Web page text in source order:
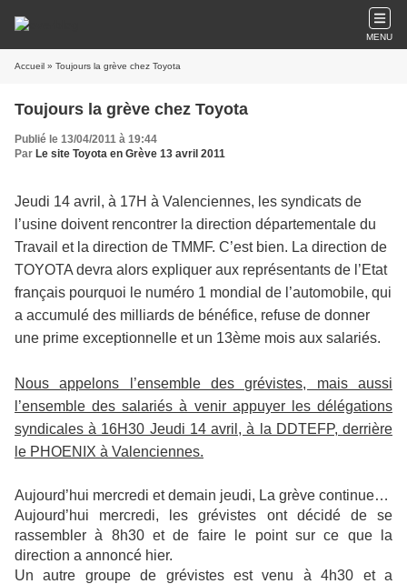
MENU
Accueil » Toujours la grève chez Toyota
Toujours la grève chez Toyota
Publié le 13/04/2011 à 19:44
Par Le site Toyota en Grève 13 avril 2011
Jeudi 14 avril, à 17H à Valenciennes, les syndicats de
l’usine doivent rencontrer la direction départementale du
Travail et la direction de TMMF. C’est bien. La direction de
TOYOTA devra alors expliquer aux représentants de l’Etat
français pourquoi le numéro 1 mondial de l’automobile, qui
a accumulé des milliards de bénéfice, refuse de donner
une prime exceptionnelle et un 13ème mois aux salariés.
Nous appelons l’ensemble des grévistes, mais aussi
l’ensemble des salariés à venir appuyer les délégations
syndicales à 16H30 Jeudi 14 avril, à la DDTEFP, derrière
le PHOENIX à Valenciennes.
Aujourd’hui mercredi et demain jeudi, La grève continue…
Aujourd’hui mercredi, les grévistes ont décidé de se
rassembler à 8h30 et de faire le point sur ce que la
direction a annoncé hier.
Un autre groupe de grévistes est venu à 4h30 et a